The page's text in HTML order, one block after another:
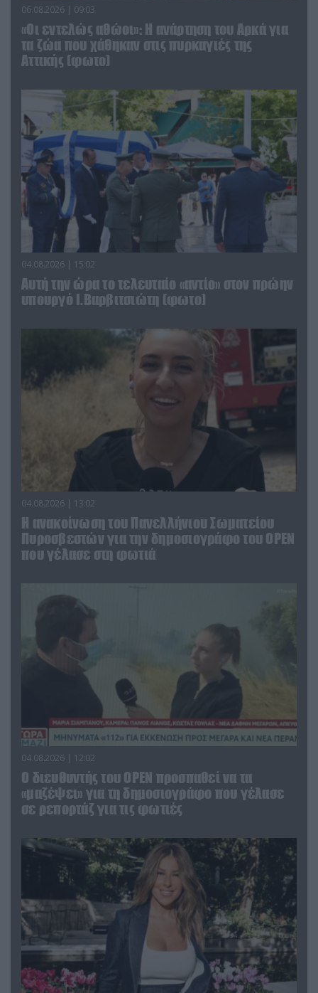
06.08.2026 | 09:03
«Οι εντελώς αθώοι»: Η ανάρτηση του Αρκά για
τα ζώα που χάθηκαν στις πυρκαγιές της
Αττικής (φωτο)
04.08.2026 | 15:02
Αυτή την ώρα το τελευταίο «αντίο» στον πρώην
υπουργό Ι.Βαρβιτσιώτη (φωτο)
04.08.2026 | 13:02
Η ανακοίνωση του Πανελλήνιου Σωματείου
Πυροσβεστών για την δημοσιογράφο του OPEN
που γέλασε στη φωτιά
04.08.2026 | 12:02
O διευθυντής του OPEN προσπαθεί να τα
«μαζέψει» για τη δημοσιογράφο που γέλασε
σε ρεπορτάζ για τις φωτιές